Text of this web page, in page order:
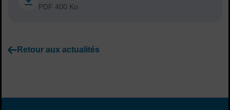
PDF 400 Ko
Retour aux actualités